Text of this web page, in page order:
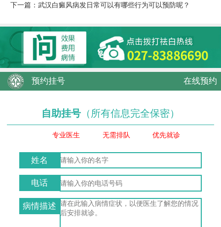
下一篇： 武汉白癜风病发日常可以有哪些行为可以预防呢？
预约挂号 在线预约
自助挂号 （所有信息完全保密）
专业医生 无需排队 优先就诊
姓名
电话
病情描述